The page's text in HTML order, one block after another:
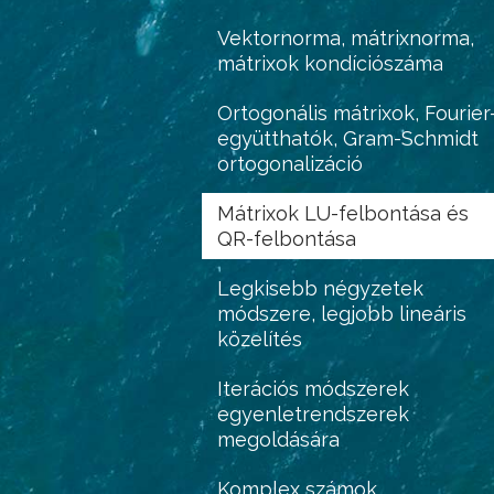
Vektornorma, mátrixnorma,
mátrixok kondíciószáma
Ortogonális mátrixok,
együtthatók, Gram-Schmidt
ortogonalizáció
Mátrixok LU-felbontása és
QR-felbontása
Legkisebb négyzetek
módszere, legjobb lineáris
közelítés
Iterációs módszerek
egyenletrendszerek
megoldására
Komplex számok